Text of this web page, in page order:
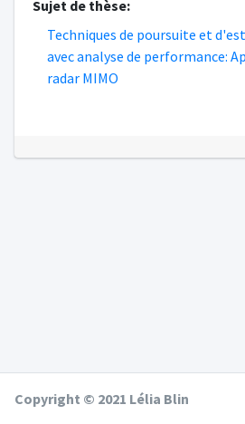
Sujet de thèse:
Techniques de poursuite et
avec analyse de performance:
radar MIMO
Copyright © 2021 Lélia Blin